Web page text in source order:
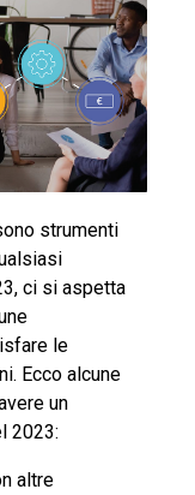
strumenti
ci si aspetta
le
Ecco alcune
un
2023:
altre